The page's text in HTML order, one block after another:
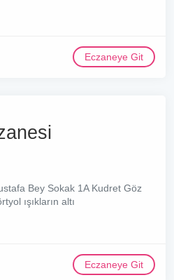
Eczaneye Git
Bey Sokak 1A Kudret Göz
ışıkların altı
Eczaneye Git